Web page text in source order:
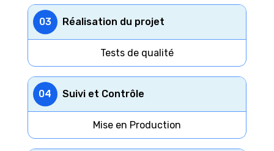
03 Réalisation du projet
Tests de qualité
04 Suivi et Contrôle
Mise en Production